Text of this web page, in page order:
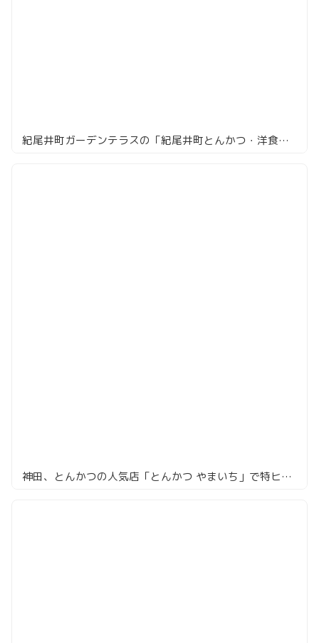
紀尾井町ガーデンテラスの「紀尾井町とんかつ・洋食ひとみ」で堪能する、上質なトンカツの魅力
神田、とんかつの人気店「とんかつ やまいち」で特ヒレカツ